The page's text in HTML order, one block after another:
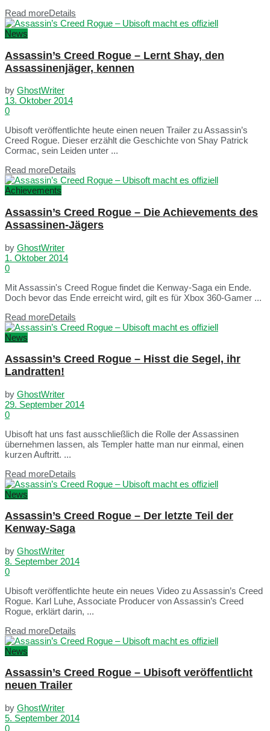
Read moreDetails
News
Assassin’s Creed Rogue – Lernt Shay, den
Assassinenjäger, kennen
by GhostWriter
13. Oktober 2014
0
Ubisoft veröffentlichte heute einen neuen Trailer zu Assassin’s
Creed Rogue. Dieser erzählt die Geschichte von Shay Patrick
Cormac, sein Leiden unter ...
Read moreDetails
Achievements
Assassin’s Creed Rogue – Die Achievements des
Assassinen-Jägers
by GhostWriter
1. Oktober 2014
0
Mit Assassin's Creed Rogue findet die Kenway-Saga ein Ende.
Doch bevor das Ende erreicht wird, gilt es für Xbox 360-Gamer ...
Read moreDetails
News
Assassin’s Creed Rogue – Hisst die Segel, ihr
Landratten!
by GhostWriter
29. September 2014
0
Ubisoft hat uns fast ausschließlich die Rolle der Assassinen
übernehmen lassen, als Templer hatte man nur einmal, einen
kurzen Auftritt. ...
Read moreDetails
News
Assassin’s Creed Rogue – Der letzte Teil der
Kenway-Saga
by GhostWriter
8. September 2014
0
Ubisoft veröffentlichte heute ein neues Video zu Assassin’s Creed
Rogue. Karl Luhe, Associate Producer von Assassin’s Creed
Rogue, erklärt darin, ...
Read moreDetails
News
Assassin’s Creed Rogue – Ubisoft veröffentlicht
neuen Trailer
by GhostWriter
5. September 2014
0